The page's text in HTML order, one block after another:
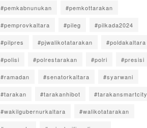
#pemkabnunukan #pemkottarakan
#pemprovkaltara #pileg #pilkada2024
#pilpres #pjwalikotatarakan #poldakaltara
#polisi #polrestarakan #polri #presisi
#ramadan #senatorkaltara #syarwani
#tarakan #tarakanhibot #tarakansmartcity
#wakilgubernurkaltara #walikotatarakan